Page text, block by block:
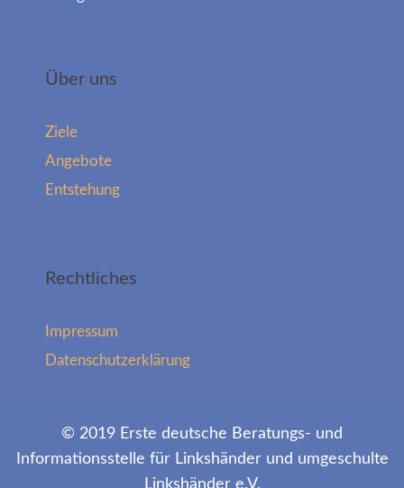
Über uns
Ziele
Angebote
Entstehung
Rechtliches
Impressum
Datenschutzerklärung
© 2019 Erste deutsche Beratungs- und
Informationsstelle für Linkshänder und umgeschulte
Linkshänder e.V.